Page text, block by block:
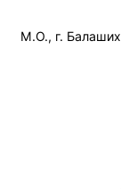
М.О., г.